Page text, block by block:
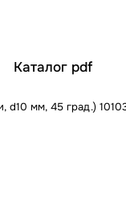
Каталог pdf
d10 мм, 45 град.)